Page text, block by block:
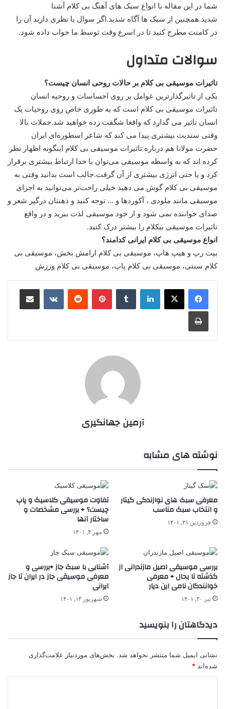
شما در این مقاله با انواع سبک های آهنگ بی کلام آشنا
شدید.همچنین از سبک ها آگاه شدید.اگر سوال یا نظری دارید آن را
در کامنت مطرح کنید تا در اسرع وقت توسط ما جواب داده شود.
سوالات متداول
تاثیرات موسیقی بی کلام بر حالات روحی انسان چیست؟
یکی از تاثیرگذارترین عوامل بر روی احساسات و روحیه انسان
تاثیرات موسیقی بی کلام است که به طوری خاص روی روحیات یک
انسان تاثیر می گذارد که واقعا شگفت زده خواهید شد.جملات بالا
وقتی سندیت بیشتری پیدا می کند که شاعر اسطوره‌ای ایران
حضرت مولانا هم درباره تاثیرات موسیقی بی کلام اینگونه اظهار نظر
کرده اند که به واسطه موسیقی می‌توان با خدا ارتباط بیشتری برقرار
کرد و یا حتی انرژی بیشتری از آن گرفت.جالب است بدانید وقتی به
موسیقی بی کلام گوش می دهید خیلی راحت‌تر می‌توانید به اجزای
موسیقی مانند ملودی ، آکوردها و … توجه کنید و ذهنتان درگیر شعر و
صدای خواننده نمی شود و از خود موسیقی لذت ببرید و در واقع
تاثیرات موسیقی بیکلام را بیشتر درک کنید.
انواع موسیقی بی کلام ایرانی کدامند؟
بیت رپ و هیپ هاپ، موسیقی بی کلام ارامش بخش، موسیقی بی
کلام سنتی، موسیقی بی کلام پاپ، موسیقی بی کلام ورزش
لینکدین ‫تامبلر پینترست‫رددیت ‫VKontakteاشتراک گذاری از طریق ایمیل
چاپ
آرمین جهانگیری
نوشته های مشابه
معرفی سبک های نوازندگی گیتار
و انتخاب سبک مناسب
فروردین ۳۱, ۱۴۰۱
تفاوت موسیقی کلاسیک و پاپ
چیست؟ + بررسی مشخصات و
ساختار آنها
مهر ۴, ۱۴۰۱
بررسی موسیقی اصیل مازندرانی از
گذشته تا بحال + معرفی
خوانندگان نامی این دیار
تیر ۳۰, ۱۴۰۱
آشنایی با سبک جاز +بررسی و
معرفی موسیقی جاز در ایران تا جاز
ایرانی
شهریور ۱۴, ۱۴۰۱
دیدگاهتان را بنویسید
نشانی ایمیل شما منتشر نخواهد شد. بخش‌های موردنیاز علامت‌گذاری
شده‌اند *